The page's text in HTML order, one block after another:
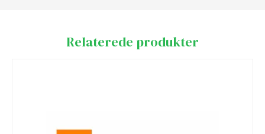
Relaterede produkter